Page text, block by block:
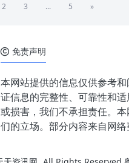
2 3 ... 5 »
免责声明
本网站提供的信息仅供参考
证信息的完整性、可靠性和
或损害，我们不承担责任。
们的立场。部分内容来自网